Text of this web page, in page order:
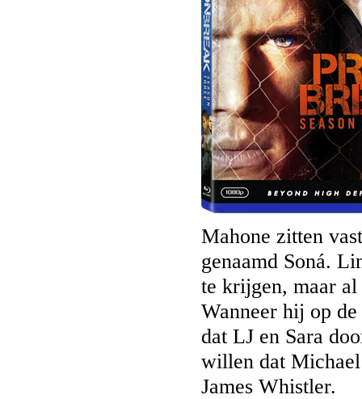
Mahone zitten
genaamd Soná.
te krijgen, maar
Wanneer hij op
dat LJ en Sara
willen dat
James Whistler.